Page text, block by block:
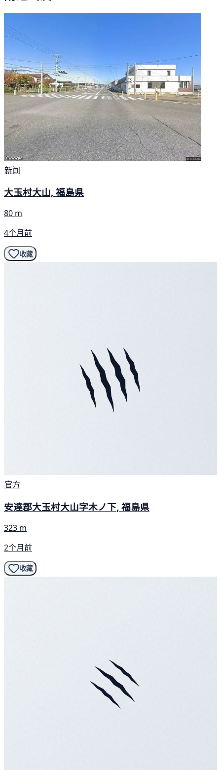
新闻
大玉村大山, 福島県
80 m
4个月前
收藏
官方
安達郡大玉村大山字木ノ下, 福島県
323 m
2个月前
收藏